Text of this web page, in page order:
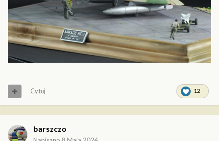
12
Cytuj
barszczo